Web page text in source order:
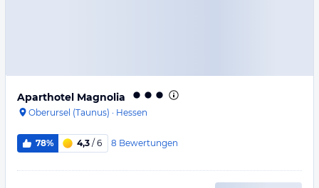
Aparthotel Magnolia
Oberursel (Taunus) · Hessen
78% 4,3 / 6 8 Bewertungen